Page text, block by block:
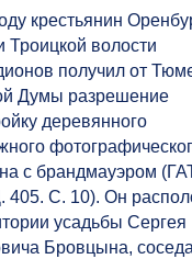
крестьянин
Троицкой волости
получил от
Думы разрешение
деревянного
с брандмауэром
С. 10). Он
усадьбы Сергея
Бровцына, соседа